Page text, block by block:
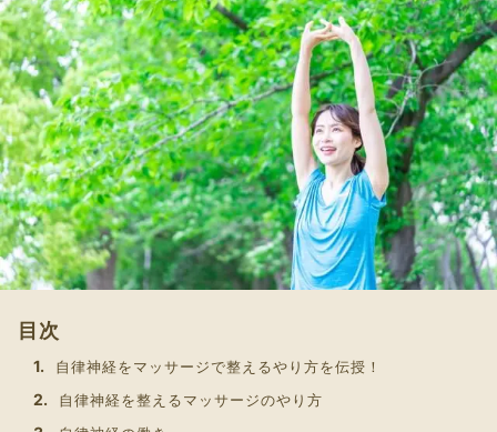
目次
自律神経をマッサージで整えるやり方を伝授！
自律神経を整えるマッサージのやり方